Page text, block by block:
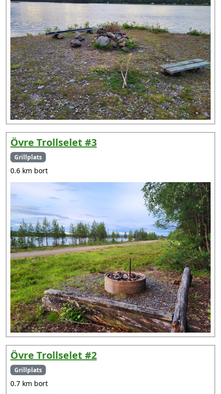
Övre Trollselet #3
Grillplats
0.6 km bort
Övre Trollselet #2
Grillplats
0.7 km bort